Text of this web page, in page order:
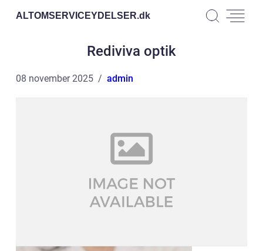
ALTOMSERVICEYDELSER.dk
Rediviva optik
08 november 2025 admin